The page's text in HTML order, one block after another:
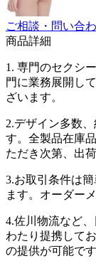
ご相談・問い合
商品詳細
1. 専門のセクシ
門に業務展開し
ざいます。
2.デザイン多数
す。全製品在庫
ただき次第、出
3.お取引条件は
ます。オーダー
4.佐川物流など
わたり提携して
の提供が可能で